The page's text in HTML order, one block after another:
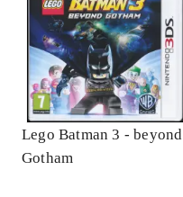
Lego Batman 3 - beyond
Gotham